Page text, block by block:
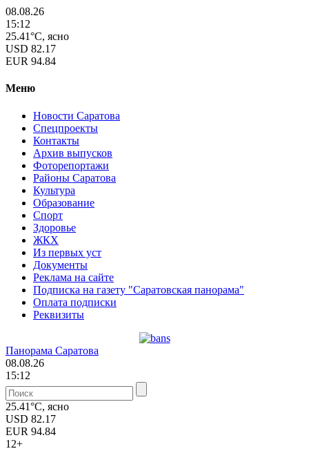
08.08.26
15:12
25.41°C, ясно
USD 82.17
EUR 94.84
Меню
Новости Саратова
Спецпроекты
Контакты
Архив выпусков
Фоторепортажи
Районы Саратова
Культура
Образование
Спорт
Здоровье
ЖКХ
Из пеpвых уст
Документы
Реклама на сайте
Подписка на газету "Саратовская панорама"
Оплата подписки
Реквизиты
Панорама Саратова
08.08.26
15:12
25.41°C, ясно
USD 82.17
EUR 94.84
12+